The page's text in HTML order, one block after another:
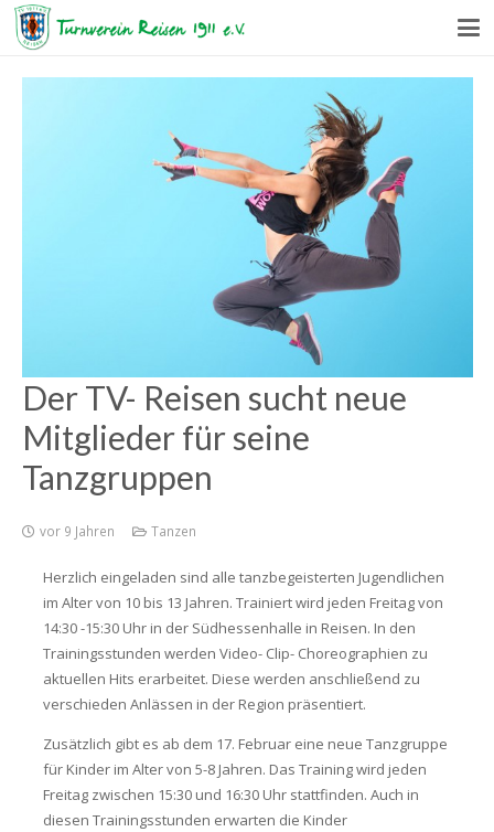
Der TV- Reisen sucht neue
Mitglieder für seine
Tanzgruppen
vor 9 Jahren Tanzen
Herzlich eingeladen sind alle tanzbegeisterten Jugendlichen
im Alter von 10 bis 13 Jahren. Trainiert wird jeden Freitag von
14:30 -15:30 Uhr in der Südhessenhalle in Reisen. In den
Trainingsstunden werden Video- Clip- Choreographien zu
aktuellen Hits erarbeitet. Diese werden anschließend zu
verschieden Anlässen in der Region präsentiert.
Zusätzlich gibt es ab dem 17. Februar eine neue Tanzgruppe
für Kinder im Alter von 5-8 Jahren. Das Training wird jeden
Freitag zwischen 15:30 und 16:30 Uhr stattfinden. Auch in
diesen Trainingsstunden erwarten die Kinder